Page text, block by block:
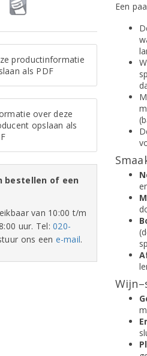
productinformatie
als PDF
over deze
opslaan als
bestellen of een
van 10:00 t/m
uur. Tel:020-
ons een e-mail.
Een